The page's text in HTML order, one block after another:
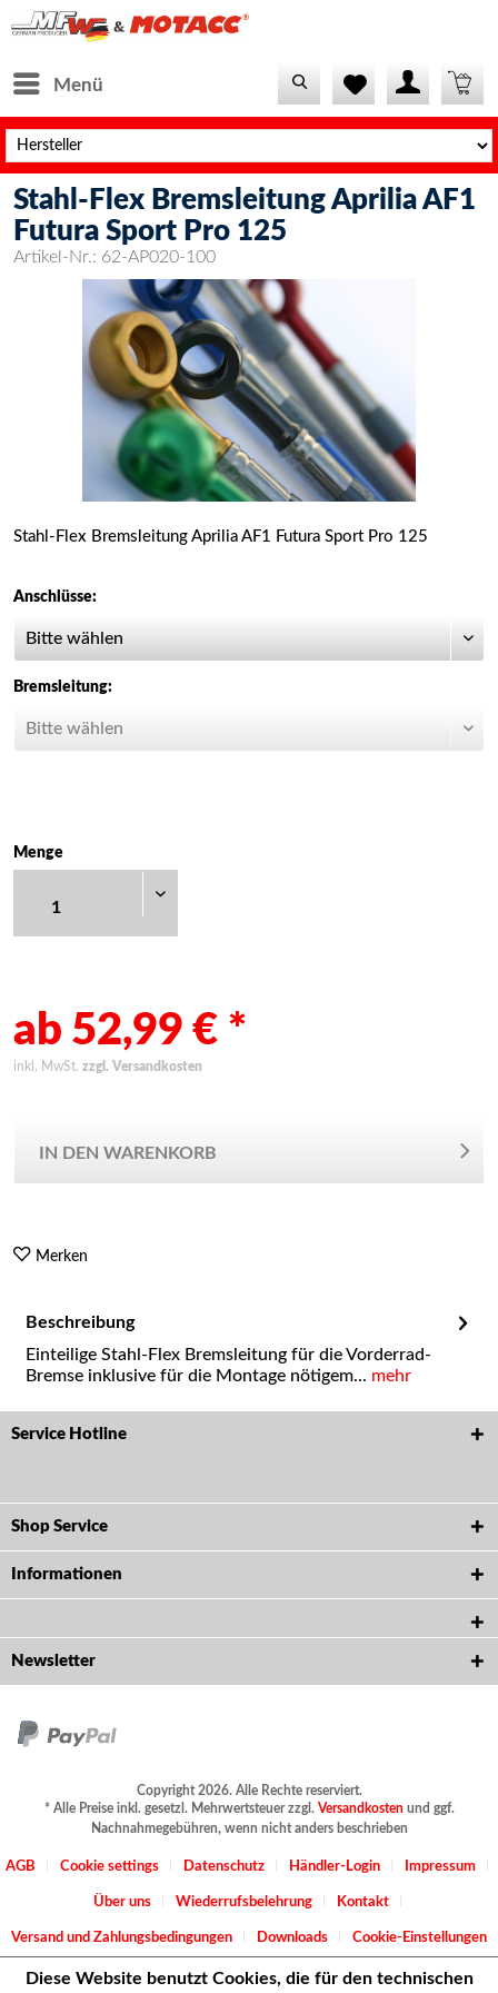
Menü
Stahl-Flex Bremsleitung Aprilia AF1
Futura Sport Pro 125
Artikel-Nr.: 62-AP020-100
Stahl-Flex Bremsleitung Aprilia AF1 Futura Sport Pro 125
Anschlüsse:
Bremsleitung:
Menge
ab 52,99 € *
inkl. MwSt. zzgl. Versandkosten
IN DEN WARENKORB
Merken
Beschreibung
Einteilige Stahl-Flex Bremsleitung für die Vorderrad-
Bremse inklusive für die Montage nötigem... mehr
Service Hotline
Shop Service
Informationen
Newsletter
Copyright 2026. Alle Rechte reserviert.
* Alle Preise inkl. gesetzl. Mehrwertsteuer zzgl. Versandkostenund ggf.
Nachnahmegebühren, wenn nicht anders beschrieben
AGB Cookie settings Datenschutz Händler-Login Impressum
Über uns Wiederrufsbelehrung Kontakt
Versand und Zahlungsbedingungen Downloads Cookie-Einstellungen
Diese Website benutzt Cookies, die für den technischen